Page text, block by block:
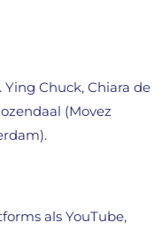
Chuck, Chiara de
(Movez
als YouTube,